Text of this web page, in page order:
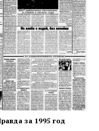
за 1995 год